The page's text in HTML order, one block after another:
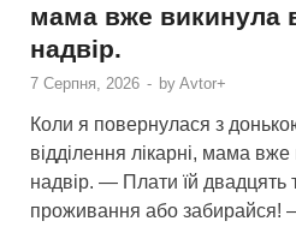
мама вже викинула
надвір.
7 Серпня, 2026 - by Avtor+
Коли я повернулася з
відділення лікарні, мама вже
надвір. — Плати їй двадцять
проживання або забирайся!